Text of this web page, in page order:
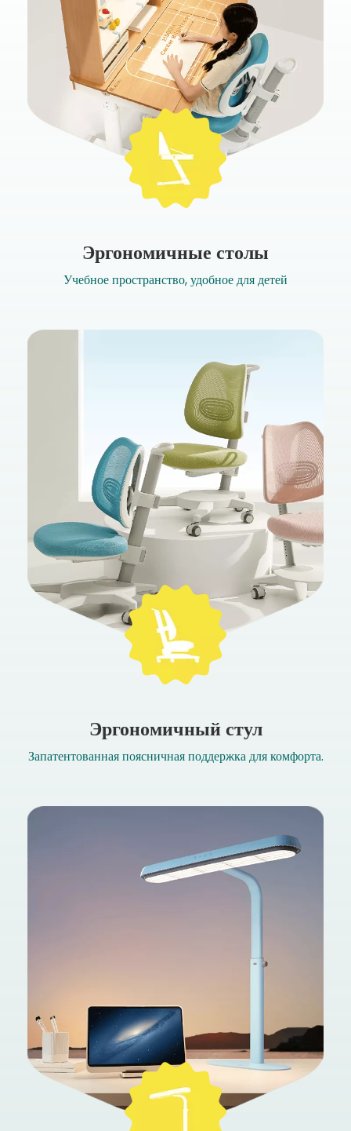
Эргономичные столы
Учебное пространство, удобное для детей
Эргономичный стул
Запатентованная поясничная поддержка для комфорта.